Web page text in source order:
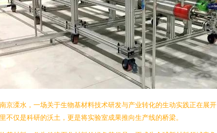
京溧水，一场关于生物基材料技术研发与产业转化的生动实践正在展
不仅是科研的沃土，更是将实验室成果推向生产线的桥梁。